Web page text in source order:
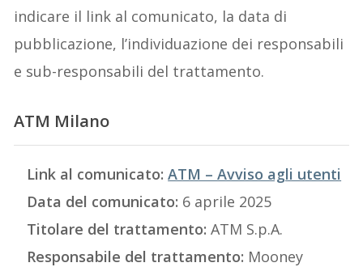
indicare il link al comunicato, la data di
pubblicazione, l’individuazione dei responsabili
e sub-responsabili del trattamento.
ATM Milano
Link al comunicato: ATM – Avviso agli utenti
Data del comunicato: 6 aprile 2025
Titolare del trattamento: ATM S.p.A.
Responsabile del trattamento: Mooney